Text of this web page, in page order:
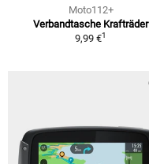
Moto112+
Verbandtasche Krafträder
9,99 €1